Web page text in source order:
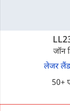
जॉन
लेजर
50+